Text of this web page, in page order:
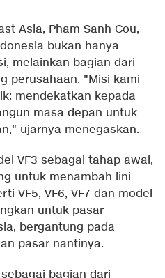
Asia, Pham Sanh Cou,
bukan hanya
melainkan bagian dari
perusahaan. "Misi kami
mendekatkan kepada
masa depan untuk
ujarnya menegaskan.
VF3 sebagai tahap awal,
untuk menambah lini
VF5, VF6, VF7 dan model
untuk pasar
bergantung pada
pasar nantinya.